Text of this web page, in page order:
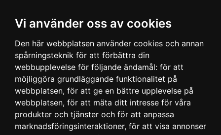
Vi använder oss av cookies
Den här webbplatsen använder cookies och annan
spårningsteknik för att förbättra din
webbupplevelse för följande ändamål: för att
möjliggöra grundläggande funktionalitet på
webbplatsen, för att ge en bättre upplevelse på
webbplatsen, för att mäta ditt intresse för våra
produkter och tjänster och för att anpassa
marknadsföringsinteraktioner, för att visa annonser